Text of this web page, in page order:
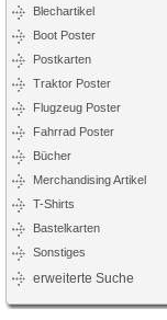
Blechartikel
Boot Poster
Postkarten
Traktor Poster
Flugzeug Poster
Fahrrad Poster
Bücher
Merchandising Artikel
T-Shirts
Bastelkarten
Sonstiges
erweiterte Suche